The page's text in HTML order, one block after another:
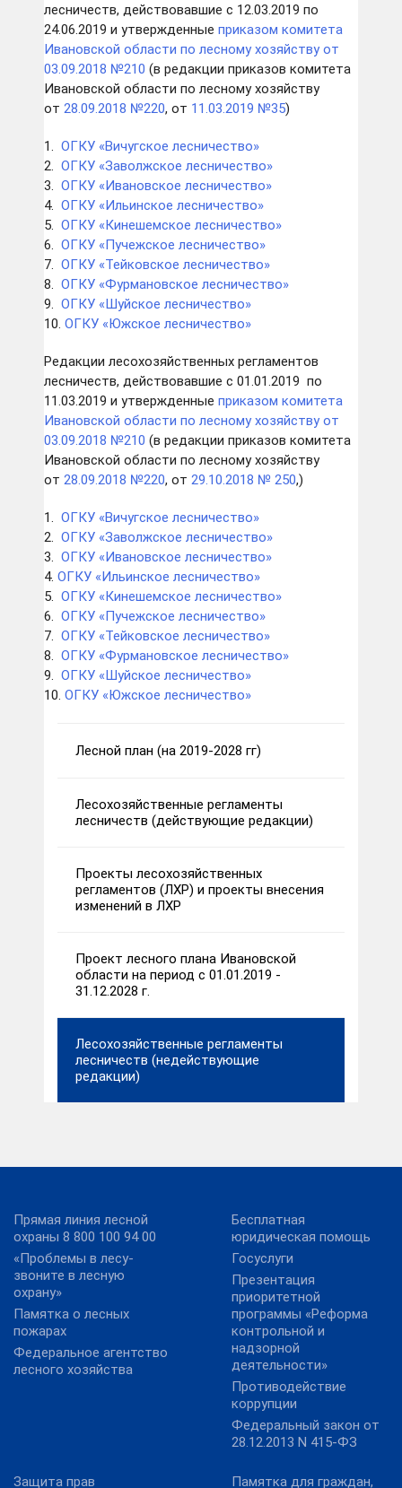
лесничеств, действовавшие с 12.03.2019 по
24.06.2019 и утвержденные приказом комитета
Ивановской области по лесному хозяйству от
03.09.2018 №210 (в редакции приказов комитета
Ивановской области по лесному хозяйству
от 28.09.2018 №220, от 11.03.2019 №35)
1. ОГКУ «Вичугское лесничество»
2. ОГКУ «Заволжское лесничество»
3. ОГКУ «Ивановское лесничество»
4. ОГКУ «Ильинское лесничество»
5. ОГКУ «Кинешемское лесничество»
6. ОГКУ «Пучежское лесничество»
7. ОГКУ «Тейковское лесничество»
8. ОГКУ «Фурмановское лесничество»
9. ОГКУ «Шуйское лесничество»
10. ОГКУ «Южское лесничество»
Редакции лесохозяйственных регламентов
лесничеств, действовавшие с 01.01.2019 по
11.03.2019 и утвержденные приказом комитета
Ивановской области по лесному хозяйству от
03.09.2018 №210 (в редакции приказов комитета
Ивановской области по лесному хозяйству
от 28.09.2018 №220, от 29.10.2018 № 250,)
1. ОГКУ «Вичугское лесничество»
2. ОГКУ «Заволжское лесничество»
3. ОГКУ «Ивановское лесничество»
4. ОГКУ «Ильинское лесничество»
5. ОГКУ «Кинешемское лесничество»
6. ОГКУ «Пучежское лесничество»
7. ОГКУ «Тейковское лесничество»
8. ОГКУ «Фурмановское лесничество»
9. ОГКУ «Шуйское лесничество»
10. ОГКУ «Южское лесничество»
Лесной план (на 2019-2028 гг)
Лесохозяйственные регламенты
лесничеств (действующие редакции)
Проекты лесохозяйственных
регламентов (ЛХР) и проекты внесения
изменений в ЛХР
Проект лесного плана Ивановской
области на период с 01.01.2019 -
31.12.2028 г.
Лесохозяйственные регламенты
лесничеств (недействующие
редакции)
Прямая линия лесной
охраны 8 800 100 94 00
«Проблемы в лесу-
звоните в лесную
охрану»
Памятка о лесных
пожарах
Федеральное агентство
лесного хозяйства
Бесплатная
юридическая помощь
Госуслуги
Презентация
приоритетной
программы «Реформа
контрольной и
надзорной
деятельности»
Противодействие
коррупции
Федеральный закон от
28.12.2013 N 415-ФЗ
Защита прав Памятка для граждан,